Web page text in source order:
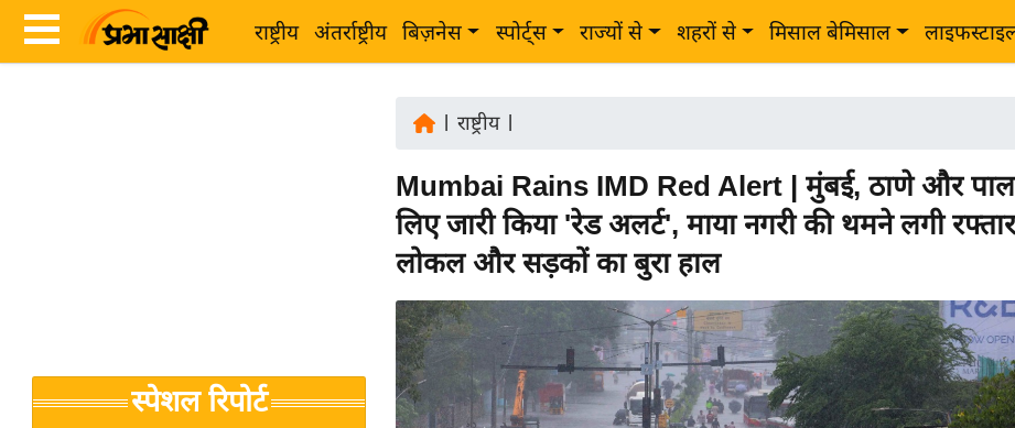
राष्ट्रीय अंतर्राष्ट्रीय बिज़नेस स्पोर्ट्स राज्यों से शहरों से मिसाल बेमिसाल
Breaking
News in
जगत
स्पेशल रिपोर्ट
राष्ट्रीय|
Mumbai Rains IMD Red Alert | मुंबई, ठाणे और
लिए जारी किया 'रेड अलर्ट', माया नगरी की थमने लगी
लोकल और सड़कों का बुरा हाल